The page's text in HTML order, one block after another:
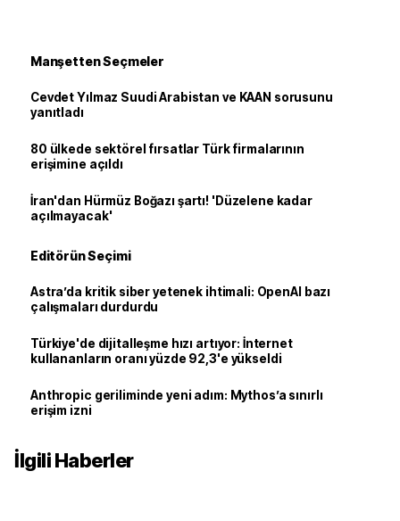
Manşetten Seçmeler
Cevdet Yılmaz Suudi Arabistan ve KAAN sorusunu
yanıtladı
80 ülkede sektörel fırsatlar Türk firmalarının
erişimine açıldı
İran'dan Hürmüz Boğazı şartı! 'Düzelene kadar
açılmayacak'
Editörün Seçimi
Astra’da kritik siber yetenek ihtimali: OpenAI bazı
çalışmaları durdurdu
Türkiye'de dijitalleşme hızı artıyor: İnternet
kullananların oranı yüzde 92,3'e yükseldi
Anthropic geriliminde yeni adım: Mythos’a sınırlı
erişim izni
İlgili Haberler